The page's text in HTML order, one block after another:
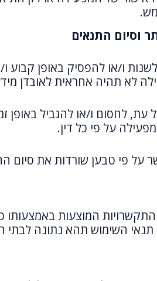
וסיום התנאים
ו/או להפסיק באופן קבוע
לא תהיה אחראית לאובדן
עת, לחסום ו/או להגביל באופן
על פי כל דין.
על פי טבען שורדות את סיום
המוצעות באמצעותו
השימוש תהא נתונה